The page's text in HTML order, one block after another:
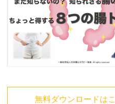
無料ダウンロードは